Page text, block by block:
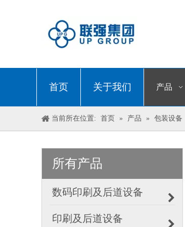
首页 关于我们 产品
当前所在位置: 首页 » 产品 » 包装设备
所有产品
数码印刷及后道设备
印刷及后道设备